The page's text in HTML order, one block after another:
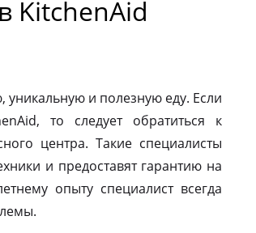
KitchenAid
уникальную и полезную еду. Если
то следует обратиться к
центра. Такие специалисты
и предоставят гарантию на
опыту специалист всегда